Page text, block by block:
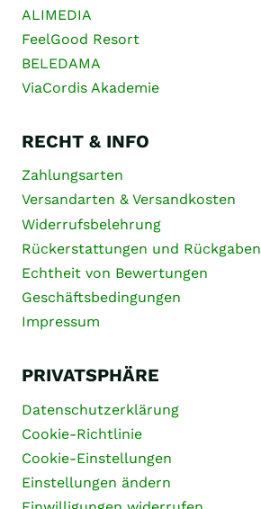
ALIMEDIA
FeelGood Resort
BELEDAMA
ViaCordis Akademie
RECHT & INFO
Zahlungsarten
Versandarten & Versandkosten
Widerrufsbelehrung
Rückerstattungen und Rückgaben
Echtheit von Bewertungen
Geschäftsbedingungen
Impressum
PRIVATSPHÄRE
Datenschutzerklärung
Cookie-Richtlinie
Cookie-Einstellungen
Einstellungen ändern